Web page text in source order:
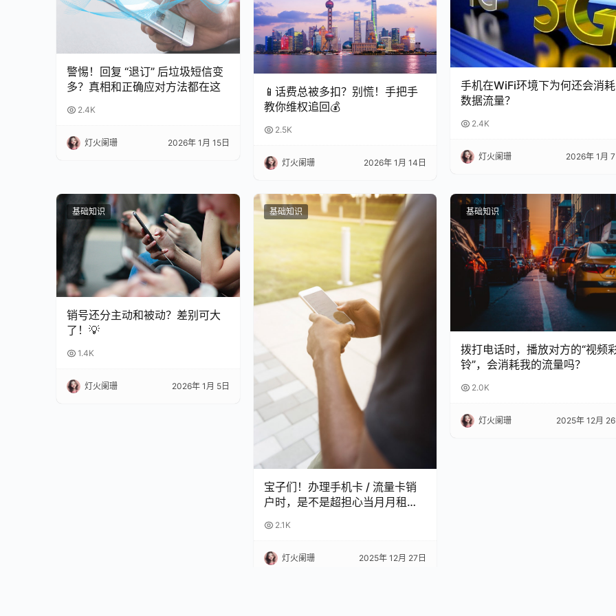
警惕！回复 “退订” 后垃圾短信变
多？真相和正确应对方法都在这
2.4K
灯火阑珊 2026年 1月 15日
📱话费总被多扣？别慌！手把手
教你维权追回💰
2.5K
灯火阑珊 2026年 1月 14日
手机在WiFi环境下为何还会消耗
数据流量？
2.4K
灯火阑珊 2026年 1月
基础知识
销号还分主动和被动？差别可大
了！💡
1.4K
灯火阑珊 2026年 1月 5日
基础知识
宝子们！办理手机卡 / 流量卡销
户时，是不是超担心当月月租白
完再也不怕被坑啦！
2.1K
灯火阑珊 2025年 12月 27日
基础知识
拨打电话时，播放对方的“视频
铃”，会消耗我的流量吗？
2.0K
灯火阑珊 2025年 12月